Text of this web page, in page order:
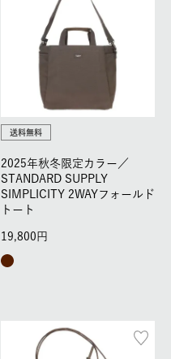
送料無料
2025年秋冬限定カラー／
STANDARD SUPPLY
SIMPLICITY 2WAYフォールド
トート
19,800